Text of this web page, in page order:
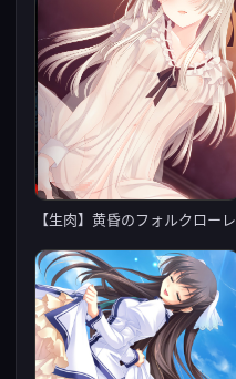
【生肉】黄昏のフォルクローレ